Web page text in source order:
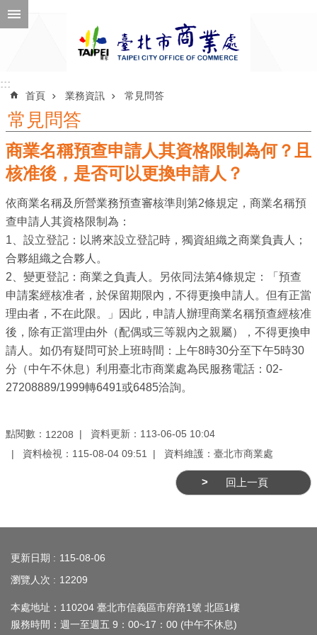
跳到主要內容區塊
公
告
訊
息
機
關
介
紹
業
務
資
訊
務
及
業
登
記
服
::::::
首頁 業務資訊 常見問答
常見問答
商業名稱預查申請人其資格限制為何？且
核准後，是否可以更換申請人？
依商業名稱及所營業務預查審核準則第2條規定，商業名稱預
查申請人其資格限制為：
1、設立登記：以將來設立登記時，獨資組織之商業負責人；
合夥組織之合夥人。
2、變更登記：商業之負責人。另依同法第4條規定：「預查
申請案經核准者，於保留期限內，不得更換申請人。但有正當
理由者，不在此限。」因此，申請人辦理商業名稱預查經核准
後，除有正當理由外（配偶或三等親內之親屬），不得更換申
請人。如仍有疑問可於上班時間：上午8時30分至下午5時30
分（中午不休息）利用臺北市商業處為民服務電話：02-
27208889/1999轉6491或6485洽詢。
點閱數： 12208
資料更新：113-06-05 10:04
資料檢視：115-08-04 09:51
資料維護：臺北市商業處
回上一頁
更新日期
115-08-06
瀏覽人次
12209
本處地址：110204 臺北市信義區市府路1號 北區1樓
服務時間：週一至週五 9：00~17：00 (中午不休息)